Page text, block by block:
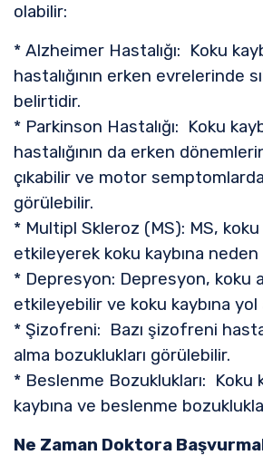
olabilir:
* Alzheimer Hastalığı: Koku
hastalığının erken evrelerinde
belirtidir.
* Parkinson Hastalığı: Koku
hastalığının da erken
çıkabilir ve motor
görülebilir.
* Multipl Skleroz (MS): MS,
etkileyerek koku kaybına neden
* Depresyon: Depresyon, koku
etkileyebilir ve koku kaybına yol
* Şizofreni: Bazı şizofreni
alma bozuklukları görülebilir.
* Beslenme Bozuklukları: Koku
kaybına ve beslenme
Ne Zaman Doktora